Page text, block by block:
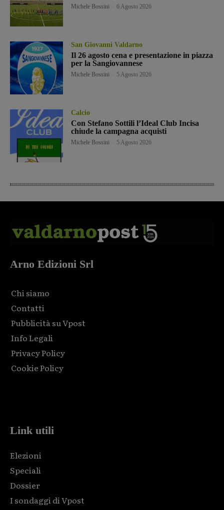
Michele Bossini 6 Agosto 2026
San Giovanni Valdarno
Il 26 agosto cena e presentazione in piazza
per la Sangiovannese
Michele Bossini 5 Agosto 2026
Calcio
Con Stefano Sottili l’Ideal Club Incisa
chiude la campagna acquisti
Michele Bossini 5 Agosto 2026
Arno Edizioni Srl
Chi siamo
Contatti
Pubblicità su Vpost
Info Legali
Privacy Policy
Cookie Policy
Link utili
Elezioni
Speciali
Dossier
I sondaggi di Vpost